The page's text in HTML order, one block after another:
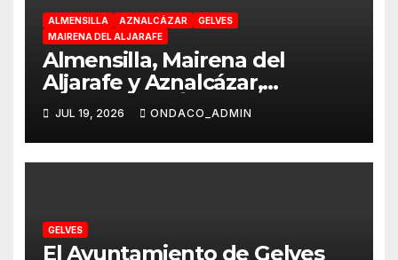
ALMENSILLA AZNALCÁZAR
GELVES
MAIRENA DEL ALJARAFE
Almensilla, Mairena del
Aljarafe y Aznalcázar,
declaradas «Área en Alerta»
por Virus del Nilo Occidental
JUL 19, 2026 ONDACO_ADMIN
GELVES
El Ayuntamiento de Gelves